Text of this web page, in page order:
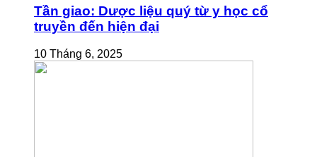
Tần giao: Dược liệu quý từ y học cổ
truyền đến hiện đại
10 Tháng 6, 2025